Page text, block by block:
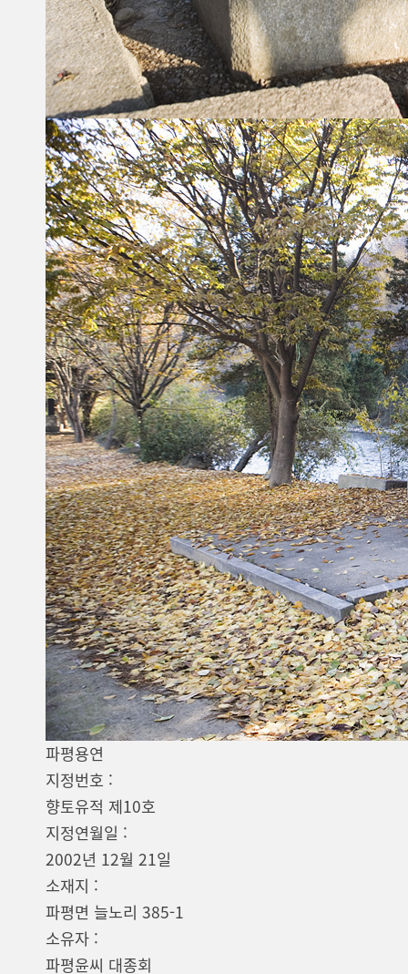
파평용연
지정번호 :
향토유적 제10호
지정연월일 :
2002년 12월 21일
소재지 :
파평면 늘노리 385-1
소유자 :
파평윤씨 대종회